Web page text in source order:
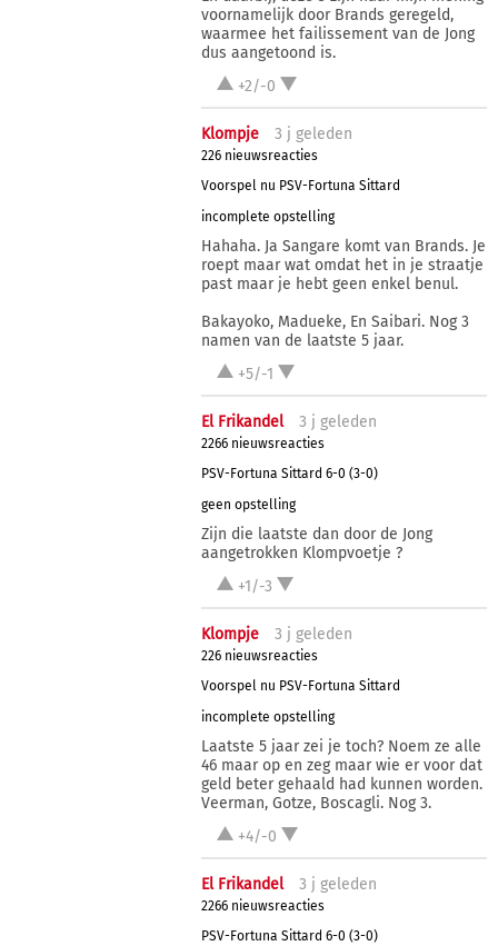
voornamelijk door Brands geregeld,
waarmee het failissement van de Jong
dus aangetoond is.
+2/-0
Klompje 3 j geleden
226 nieuwsreacties
Voorspel nu PSV-Fortuna Sittard
incomplete opstelling
Hahaha. Ja Sangare komt van Brands. Je
roept maar wat omdat het in je straatje
past maar je hebt geen enkel benul.
Bakayoko, Madueke, En Saibari. Nog 3
namen van de laatste 5 jaar.
+5/-1
El Frikandel 3 j geleden
2266 nieuwsreacties
PSV-Fortuna Sittard 6-0 (3-0)
geen opstelling
Zijn die laatste dan door de Jong
aangetrokken Klompvoetje ?
+1/-3
Klompje 3 j geleden
226 nieuwsreacties
Voorspel nu PSV-Fortuna Sittard
incomplete opstelling
Laatste 5 jaar zei je toch? Noem ze alle
46 maar op en zeg maar wie er voor dat
geld beter gehaald had kunnen worden.
Veerman, Gotze, Boscagli. Nog 3.
+4/-0
El Frikandel 3 j geleden
2266 nieuwsreacties
PSV-Fortuna Sittard 6-0 (3-0)